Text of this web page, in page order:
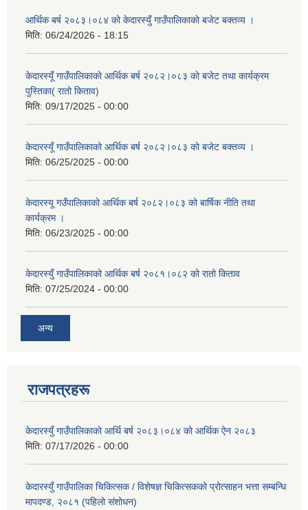
आर्थिक बर्ष २०८३।०८४ को केदारस्युँ गाउँपालिकाकाे बजेट बक्तव्य ।
मिति: 06/24/2026 - 18:15
केदारस्यूँ गाउँपालिकाकाे आर्थिक बर्ष २०८२।०८३ को बजेट तथा कार्यक्रम
पुस्तिका( रातो किताव)
मिति: 09/17/2025 - 00:00
केदारस्यूँ गाउँपालिकाको आर्थिक बर्ष २०८२।०८३ को बजेट बक्तव्य ।
मिति: 06/25/2025 - 00:00
केदारस्यू गउँपालिकाको आर्थिक बर्ष २०८२।०८३ को बार्षिक नीति तथा
कार्यक्रम ।
मिति: 06/23/2025 - 00:00
केदारस्युँ गाउँपालिकाको आर्थिक बर्ष २०८१।०८२ को रातो किताव
मिति: 07/25/2024 - 00:00
अन्य
राजपत्रहरू
केदारस्युँ गाउँपालिकाकाे आर्थि बर्ष २०८३।०८४ काे आर्थिक ऐन २०८३
मिति: 07/17/2026 - 00:00
केदारस्युँ गाउँपालिका चिकित्सक / विशेषज्ञ चिकित्सकको प्रोत्साहन भत्ता सम्बन्धि
मापदण्ड, २०८१ (पहिलो संशोधन)